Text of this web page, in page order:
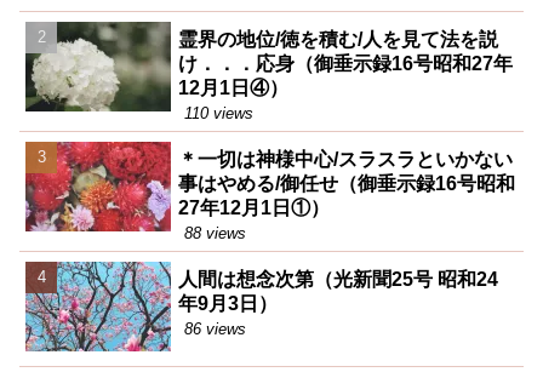
霊界の地位/徳を積む/人を見て法を説
け．．．応身（御垂示録16号昭和27年
12月1日④）
110 views
＊一切は神様中心/スラスラといかない
事はやめる/御任せ（御垂示録16号昭和
27年12月1日①）
88 views
人間は想念次第（光新聞25号 昭和24
年9月3日）
86 views